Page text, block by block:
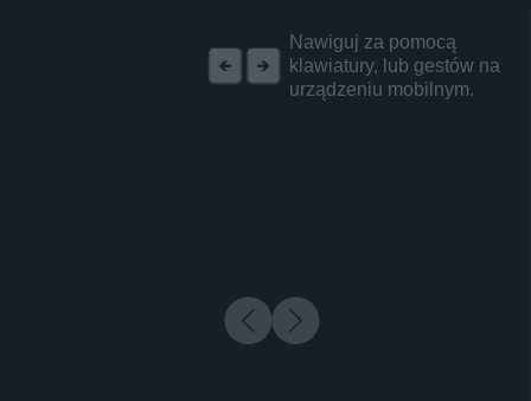
Nawiguj za pomocą
klawiatury, lub gestów na
urządzeniu mobilnym.